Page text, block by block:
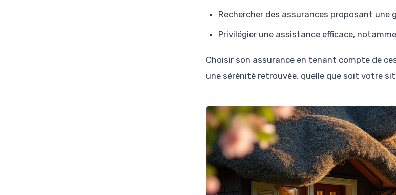
Rechercher des assurances proposant une
Privilégier une assistance efficace,
Choisir son assurance en tenant compte de
une sérénité retrouvée, quelle que soit votre